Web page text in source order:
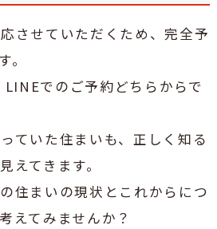
させていただくため、完全予
。
でのご予約どちらからで
ていた住まいも、正しく知る
えてきます。
住まいの現状とこれからにつ
えてみませんか？